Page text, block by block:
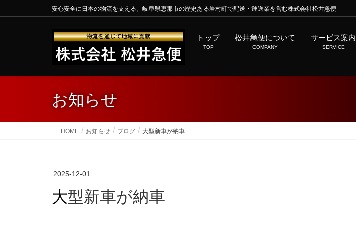
安心安全に日本の物流を支える。岐阜県恵那市の歴史ある岩村町で配送・運送業を営む株式会社松井急便
トップ
TOP
松井急便について
COMPANY
サービス案内
SERVICE
お知らせ
HOME お知らせ ブログ 大型新車が納車
2025-12-01
大型新車が納車